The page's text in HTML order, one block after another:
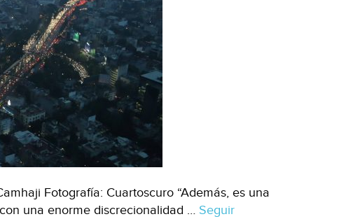
Fotografía: Cuartoscuro “Además, es una
una enorme discrecionalidad … Seguir